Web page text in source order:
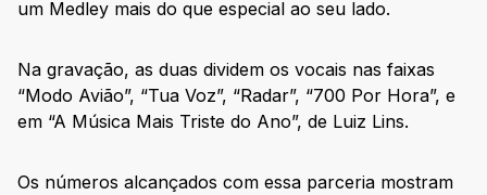
um Medley mais do que especial ao seu lado.
Na gravação, as duas dividem os vocais nas faixas
“Modo Avião”, “Tua Voz”, “Radar”, “700 Por Hora”, e
em “A Música Mais Triste do Ano”, de Luiz Lins.
Os números alcançados com essa parceria mostram